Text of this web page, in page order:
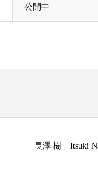
公開中
長澤 樹 Itsuki